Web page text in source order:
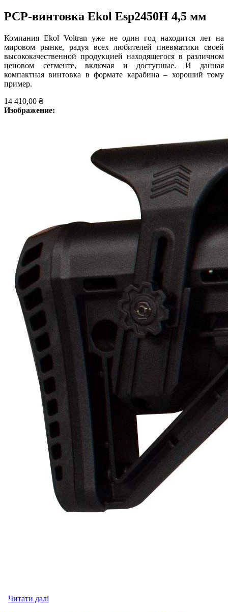
PCP-винтовка Ekol Esp2450H 4,5 мм
Компания Ekol Voltran уже не один год находится лет на
мировом рынке, радуя всех любителей пневматики своей
высококачественной продукцией находящегося в различном
ценовом сегменте, включая и доступные. И данная
компактная винтовка в формате карабина – хороший тому
пример.
14 410,00 ₴
Изображение:
Читати далі